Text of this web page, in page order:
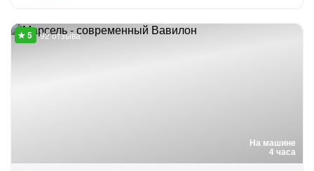
На машине
4 часа
92 отзыва